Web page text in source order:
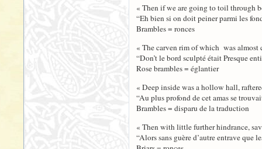
« Then if we are going to toil through
“Eh bien si on doit peiner parmi les
Brambles = ronces
« The carven rim of which was almost
“Don’t le bord sculpté était Presque
Rose brambles = églantier
« Deep inside was a hollow hall,
“Au plus profond de cet amas se
Brambles = disparu de la traduction
« Then with little further hindrance,
“Alors sans guère d’autre entrave que